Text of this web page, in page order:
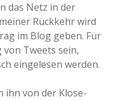
das Netz in der
Rückkehr wird
im Blog geben. Für
von Tweets sein,
eingelesen werden.
ihn von der Klose-